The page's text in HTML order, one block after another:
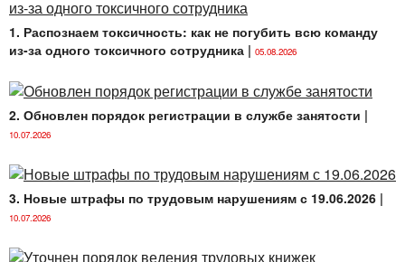
1. Распознаем токсичность: как не погубить всю команду
из-за одного токсичного сотрудника | 05.08.2026
2. Обновлен порядок регистрации в службе занятости |
10.07.2026
3. Новые штрафы по трудовым нарушениям с 19.06.2026 |
10.07.2026